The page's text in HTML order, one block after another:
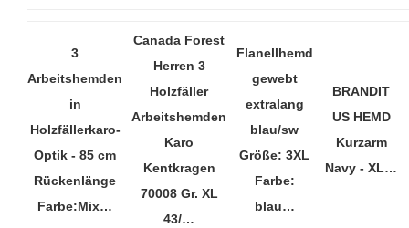
3
Arbeitshemden
in
Holzfällerkaro-
Optik - 85 cm
Rückenlänge
Farbe:Mix…
Canada Forest
Herren 3
Holzfäller
Arbeitshemden
Karo
Kentkragen
70008 Gr. XL
43/…
Flanellhemd
gewebt
extralang
blau/sw
Größe: 3XL
Farbe:
blau…
BRANDIT
US HEMD
Kurzarm
Navy - XL…